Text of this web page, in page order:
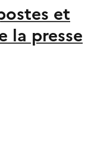
et
la presse